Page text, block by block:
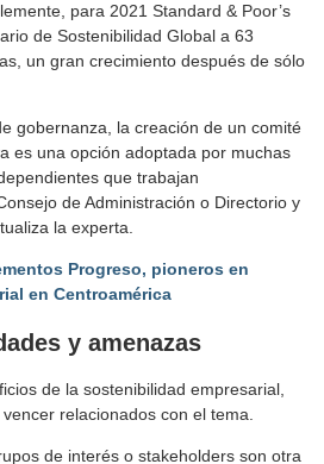
para 2021 Standard & Poor’s
de Sostenibilidad Global a 63
un gran crecimiento después de sólo
gobernanza, la creación de un comité
es una opción adoptada por muchas
que trabajan
de Administración o Directorio y
la experta.
Progreso, pioneros en
en Centroamérica
y amenazas
de la sostenibilidad empresarial,
relacionados con el tema.
de interés o stakeholders son otra